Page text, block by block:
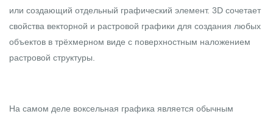
или создающий отдельный графический элемент. 3D сочетает
свойства векторной и растровой графики для создания любых
объектов в трёхмерном виде с поверхностным наложением
растровой структуры.
На самом деле воксельная графика является обычным